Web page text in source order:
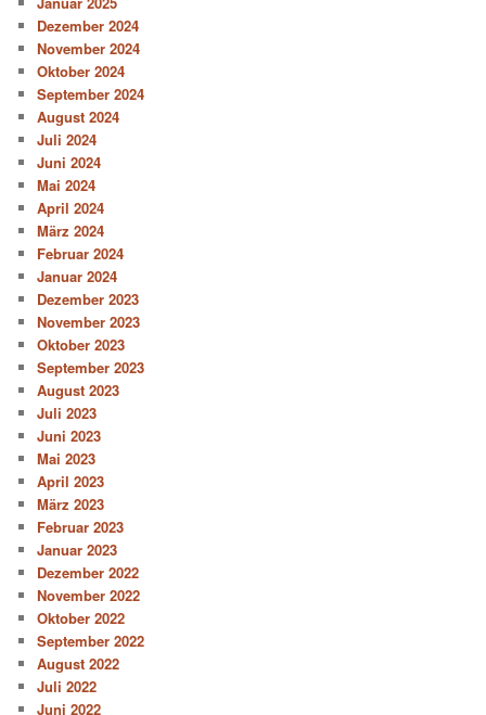
Dezember 2024
November 2024
Oktober 2024
September 2024
August 2024
Juli 2024
Juni 2024
Mai 2024
April 2024
März 2024
Februar 2024
Januar 2024
Dezember 2023
November 2023
Oktober 2023
September 2023
August 2023
Juli 2023
Juni 2023
Mai 2023
April 2023
März 2023
Februar 2023
Januar 2023
Dezember 2022
November 2022
Oktober 2022
September 2022
August 2022
Juli 2022
Juni 2022